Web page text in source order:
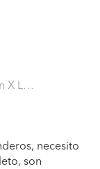
necesito
son